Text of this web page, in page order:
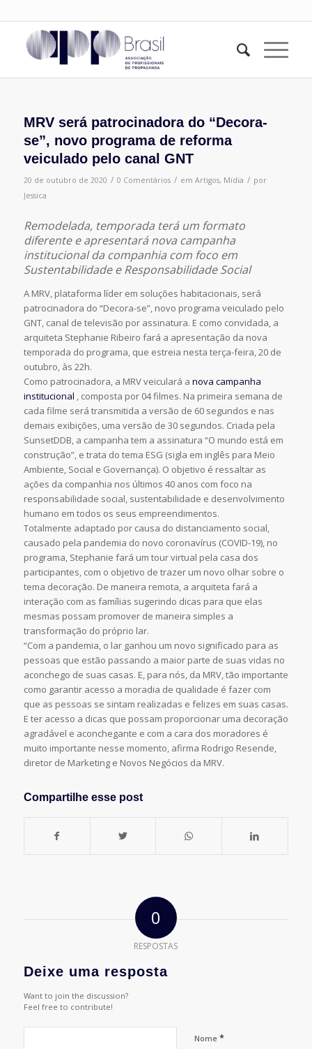
MRV será patrocinadora do “Decora-
se”, novo programa de reforma
veiculado pelo canal GNT
20 de outubro de 2020 / 0 Comentários / em Artigos, Mídia / por
Jessica
Remodelada, temporada terá um formato
diferente e apresentará nova campanha
institucional da companhia com foco em
Sustentabilidade e Responsabilidade Social
A MRV, plataforma líder em soluções habitacionais, será
patrocinadora do “Decora-se”, novo programa veiculado pelo
GNT, canal de televisão por assinatura. E como convidada, a
arquiteta Stephanie Ribeiro fará a apresentação da nova
temporada do programa, que estreia nesta terça-feira, 20 de
outubro, às 22h.
Como patrocinadora, a MRV veiculará a nova campanha
institucional , composta por 04 filmes. Na primeira semana de
cada filme será transmitida a versão de 60 segundos e nas
demais exibições, uma versão de 30 segundos. Criada pela
SunsetDDB, a campanha tem a assinatura “O mundo está em
construção”, e trata do tema ESG (sigla em inglês para Meio
Ambiente, Social e Governança). O objetivo é ressaltar as
ações da companhia nos últimos 40 anos com foco na
responsabilidade social, sustentabilidade e desenvolvimento
humano em todos os seus empreendimentos.
Totalmente adaptado por causa do distanciamento social,
causado pela pandemia do novo coronavírus (COVID-19), no
programa, Stephanie fará um tour virtual pela casa dos
participantes, com o objetivo de trazer um novo olhar sobre o
tema decoração. De maneira remota, a arquiteta fará a
interação com as famílias sugerindo dicas para que elas
mesmas possam promover de maneira simples a
transformação do próprio lar.
“Com a pandemia, o lar ganhou um novo significado para as
pessoas que estão passando a maior parte de suas vidas no
aconchego de suas casas. E, para nós, da MRV, tão importante
como garantir acesso a moradia de qualidade é fazer com
que as pessoas se sintam realizadas e felizes em suas casas.
E ter acesso a dicas que possam proporcionar uma decoração
agradável e aconchegante e com a cara dos moradores é
muito importante nesse momento, afirma Rodrigo Resende,
diretor de Marketing e Novos Negócios da MRV.
Compartilhe esse post
0
RESPOSTAS
Deixe uma resposta
Want to join the discussion?
Feel free to contribute!
Nome *